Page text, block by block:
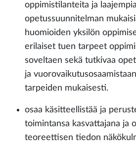
oppimistilanteita ja laajempia
opetussuunnitelman
huomioiden yksilön
erilaiset tuen tarpeet
soveltaen sekä tutkivaa
ja
tarpeiden mukaisesti.
osaa käsitteellistää ja
toimintansa kasvattajana ja
teoreettisen tiedon